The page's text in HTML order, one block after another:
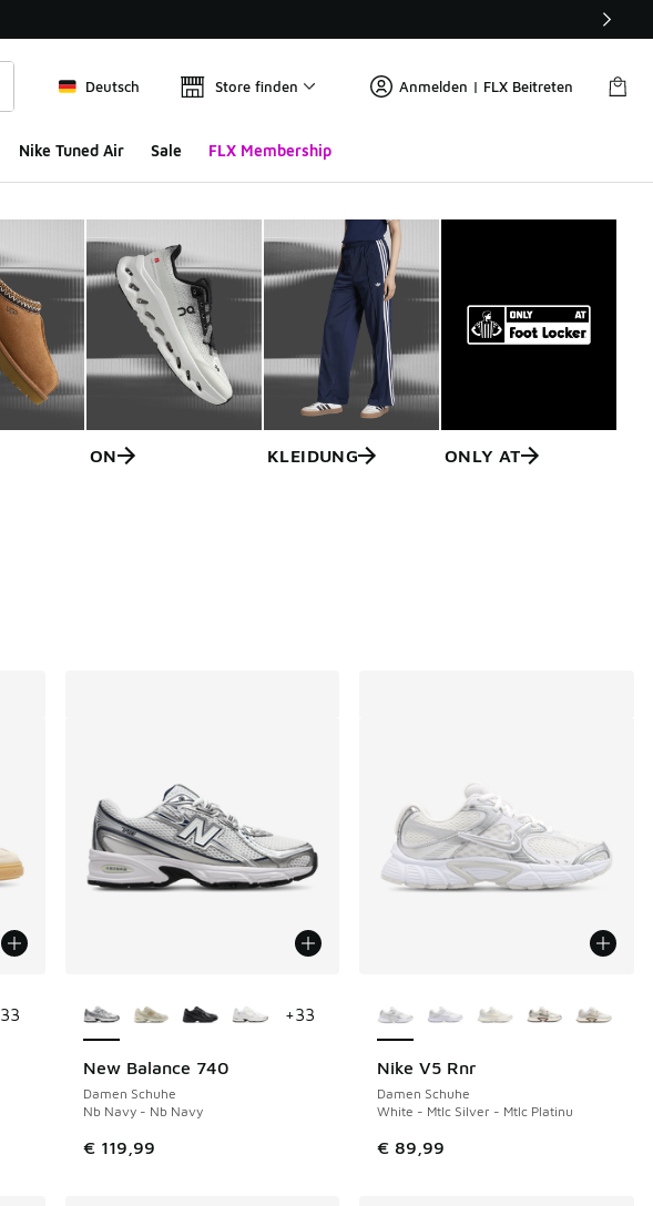
Deutsch Store finden Anmelden | FLX Beitreten
Nike Tuned Air Sale FLX Membership
ON KLEIDUNG ONLY AT
33
New Balance 740
Damen Schuhe
Nb Navy - Nb Navy
€ 119,99
+33
Nike V5 Rnr
Damen Schuhe
White - Mtlc Silver - Mtlc Platinu
€ 89,99